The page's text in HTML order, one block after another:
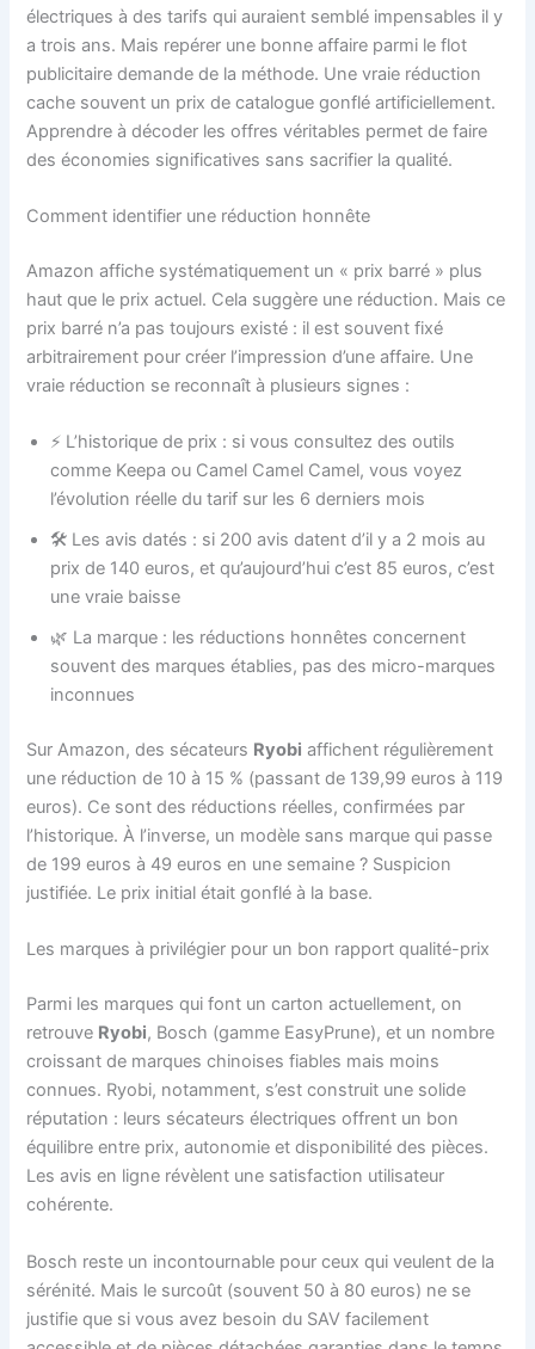
électriques à des tarifs qui auraient semblé impensables il y
a trois ans. Mais repérer une bonne affaire parmi le flot
publicitaire demande de la méthode. Une vraie réduction
cache souvent un prix de catalogue gonflé artificiellement.
Apprendre à décoder les offres véritables permet de faire
des économies significatives sans sacrifier la qualité.
Comment identifier une réduction honnête
Amazon affiche systématiquement un « prix barré » plus
haut que le prix actuel. Cela suggère une réduction. Mais ce
prix barré n’a pas toujours existé : il est souvent fixé
arbitrairement pour créer l’impression d’une affaire. Une
vraie réduction se reconnaît à plusieurs signes :
⚡ L’historique de prix : si vous consultez des outils
comme Keepa ou Camel Camel Camel, vous voyez
l’évolution réelle du tarif sur les 6 derniers mois
🛠️ Les avis datés : si 200 avis datent d’il y a 2 mois au
prix de 140 euros, et qu’aujourd’hui c’est 85 euros, c’est
une vraie baisse
🌿 La marque : les réductions honnêtes concernent
souvent des marques établies, pas des micro-marques
inconnues
Sur Amazon, des sécateurs Ryobi affichent régulièrement
une réduction de 10 à 15 % (passant de 139,99 euros à 119
euros). Ce sont des réductions réelles, confirmées par
l’historique. À l’inverse, un modèle sans marque qui passe
de 199 euros à 49 euros en une semaine ? Suspicion
justifiée. Le prix initial était gonflé à la base.
Les marques à privilégier pour un bon rapport qualité-prix
Parmi les marques qui font un carton actuellement, on
retrouve Ryobi, Bosch (gamme EasyPrune), et un nombre
croissant de marques chinoises fiables mais moins
connues. Ryobi, notamment, s’est construit une solide
réputation : leurs sécateurs électriques offrent un bon
équilibre entre prix, autonomie et disponibilité des pièces.
Les avis en ligne révèlent une satisfaction utilisateur
cohérente.
Bosch reste un incontournable pour ceux qui veulent de la
sérénité. Mais le surcoût (souvent 50 à 80 euros) ne se
justifie que si vous avez besoin du SAV facilement